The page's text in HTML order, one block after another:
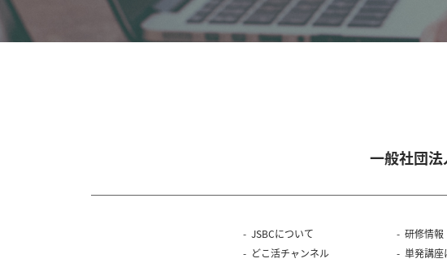
一般社団
JSBCについて
どこ活チャンネル
研修情報
単発講座